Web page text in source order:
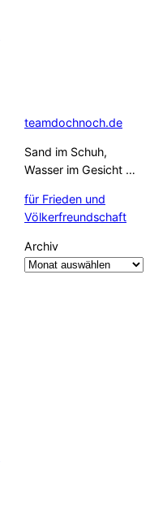
teamdochnoch.de
Sand im Schuh,
Wasser im Gesicht …
für Frieden und
Völkerfreundschaft
Archiv